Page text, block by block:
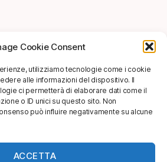
Cookie Consent
utilizziamo tecnologie come i cookie
alle informazioni del dispositivo. Il
ci permetterà di elaborare dati come il
o ID unici su questo sito. Non
può influire negativamente su alcune
ACCETTA